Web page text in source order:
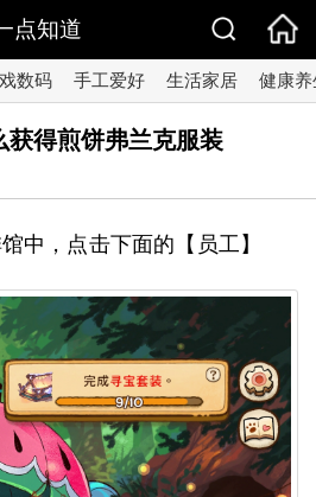
点知道
数码 手工爱好 生活家居 健康养
获得煎饼弗兰克服装
中，点击下面的【员工】